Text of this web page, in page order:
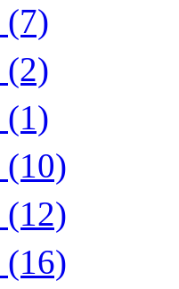
(7)
(2)
(1)